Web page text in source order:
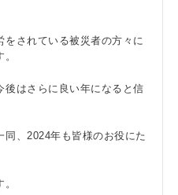
されている被災者の方々に
後はさらに良い年になると信
、2024年も皆様のお役にた